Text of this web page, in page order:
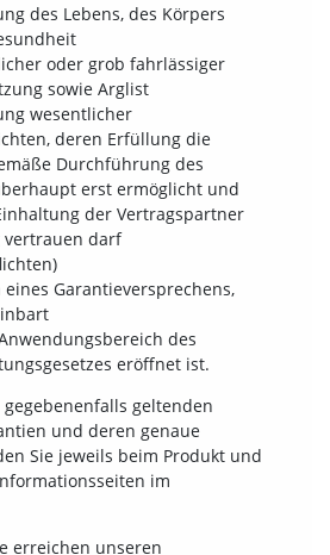
des Lebens, des Körpers
oder grob fahrlässiger
sowie Arglist
wesentlicher
deren Erfüllung die
Durchführung des
erst ermöglicht und
der Vertragspartner
vertrauen darf
eines Garantieversprechens,
des
eröffnet ist.
geltenden
und deren genaue
Sie jeweils beim Produkt und
im
erreichen unseren